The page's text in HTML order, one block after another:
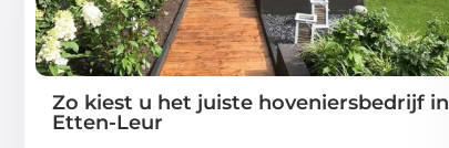
Zo kiest u het juiste hoveniersbedrijf in
Etten-Leur